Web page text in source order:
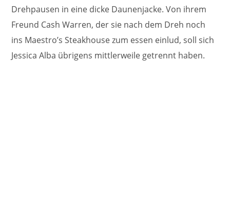
Drehpausen in eine dicke Daunenjacke. Von ihrem
Freund Cash Warren, der sie nach dem Dreh noch
ins Maestro’s Steakhouse zum essen einlud, soll sich
Jessica Alba übrigens mittlerweile getrennt haben.